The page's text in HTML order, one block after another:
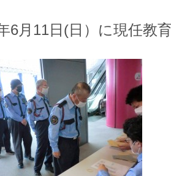
6月11日(日）に現任教